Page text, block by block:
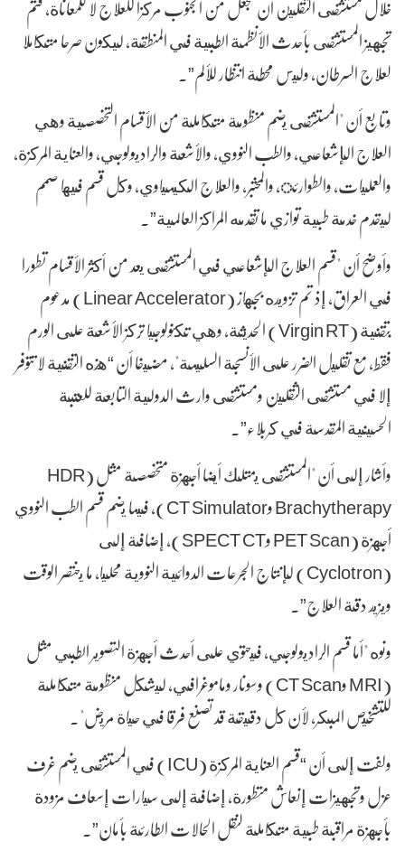
تجهيز المستشفى بأحدث الأنظمة الطبية في المنطقة، ليكون صرحا متكاملا
لعلاج السرطان، وليس محطة انتظار للألم”.
وتابع أن "المستشفى يضم منظومة متكاملة من الأقسام التخصصية وهي
العلاج الإشعاعي، والطب النووي، والأشعة والراديولوجي، والعناية المركزة،
والعمليات، والطوارئ، والمختبر، والعلاج الكيمياوي، وكل قسم فيها صمم
ليقدم خدمة طبية توازي ما تقدمه المراكز العالمية”.
وأوضح أن "قسم العلاج الإشعاعي في المستشفى يعد من أكثر الأقسام تطورا
في العراق، إذ تم تزويده بجهاز (Linear Accelerator) مدعوم
بتقنية (Virgin RT) الحديثة، وهي تكنولوجيا تركز الأشعة على الورم
فقط، مع تقليل الضرر على الأنسجة السليمة"، مضيفا أن “هذه التقنية لا تتوفر
إلا في مستشفى الثقلين ومستشفى وارث الدولية التابعة للعتبة
الحسينية المقدسة في كربلاء”.
وأشار إلى أن "المستشفى يمتلك أيضا أجهزة متخصصة مثل (HDR
Brachytherapy وCT Simulator)، فيما يضم قسم الطب النووي
أجهزة (PET Scan وSPECT CT)، إضافة إلى
(Cyclotron) لإنتاج الجرعات الدوائية النووية محليا، ما يختصر الوقت
ويزيد دقة العلاج”.
ونوه "أما قسم الراديولوجي، فيحتوي على أحدث أجهزة التصوير الطبي مثل
(MRI وCT Scan) وسونار وماموغرافي، ليشكل منظومة متكاملة
للتشخيص المبكر، لأن كل دقيقة قد تصنع فرقا في حياة مريض".
ولفت إلى أن “قسم العناية المركزة (ICU) في المستشفى يضم غرف
عزل وتجهيزات إنعاش متطورة، إضافة إلى سيارات إسعاف مزودة
بأجهزة مراقبة طبية متكاملة لنقل الحالات الطارئة بأمان”.